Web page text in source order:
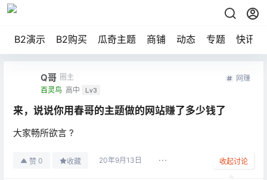
B2演示 B2购买 瓜奇主题 商铺 动态 专题 快讯
Q哥 圈主
百灵鸟 高中 Lv3
网赚
来，说说你用春哥的主题做的网站赚了多少钱了
大家畅所欲言 ?
赞 0 收藏 20年9月13日 收起讨论